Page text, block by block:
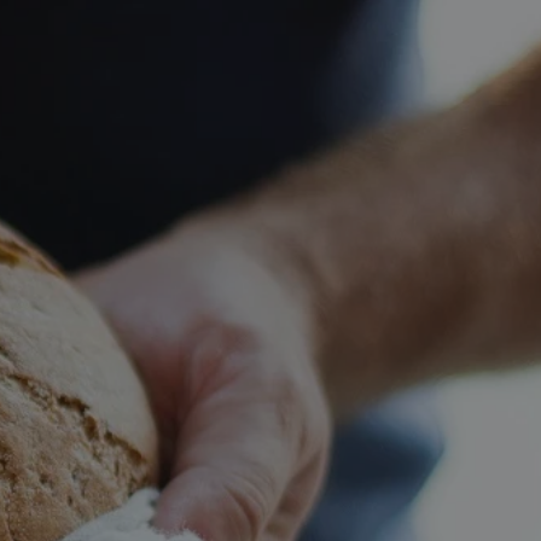
pliki cookie. Jest
Script.com
dla ich
dotyczące
polityki i
że ich
w przyszłych
zapewniając, że
a ich dane są
witrynę